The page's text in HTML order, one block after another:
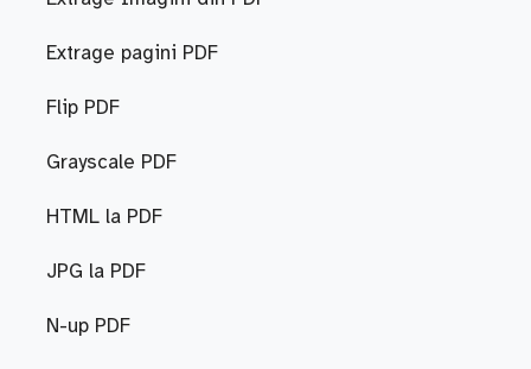
Extrage pagini PDF
Flip PDF
Grayscale PDF
HTML la PDF
JPG la PDF
N-up PDF